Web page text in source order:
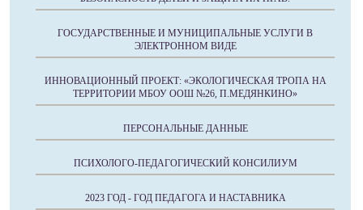
ГОСУДАРСТВЕННЫЕ И МУНИЦИПАЛЬНЫЕ УСЛУГИ В
ЭЛЕКТРОННОМ ВИДЕ
ИННОВАЦИОННЫЙ ПРОЕКТ: «ЭКОЛОГИЧЕСКАЯ ТРОПА НА
ТЕРРИТОРИИ МБОУ ООШ №26, П.МЕДЯНКИНО»
ПЕРСОНАЛЬНЫЕ ДАННЫЕ
ПСИХОЛОГО-ПЕДАГОГИЧЕСКИЙ КОНСИЛИУМ
2023 ГОД - ГОД ПЕДАГОГА И НАСТАВНИКА